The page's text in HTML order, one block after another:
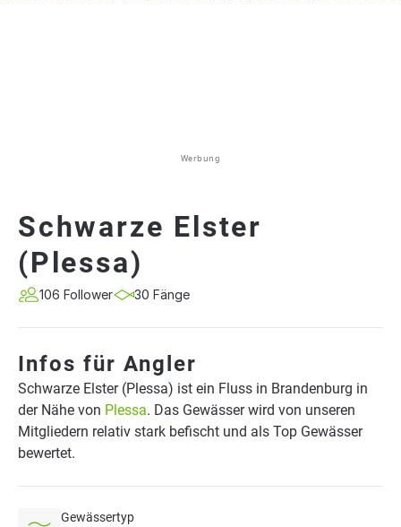
Werbung
Schwarze Elster
(Plessa)
106 Follower 30 Fänge
Infos für Angler
Schwarze Elster (Plessa) ist ein Fluss in Brandenburg in
der Nähe von Plessa. Das Gewässer wird von unseren
Mitgliedern relativ stark befischt und als Top Gewässer
bewertet.
Gewässertyp